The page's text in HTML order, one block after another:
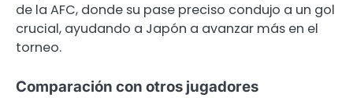
de la AFC, donde su pase preciso condujo a un gol
crucial, ayudando a Japón a avanzar más en el
torneo.
Comparación con otros jugadores